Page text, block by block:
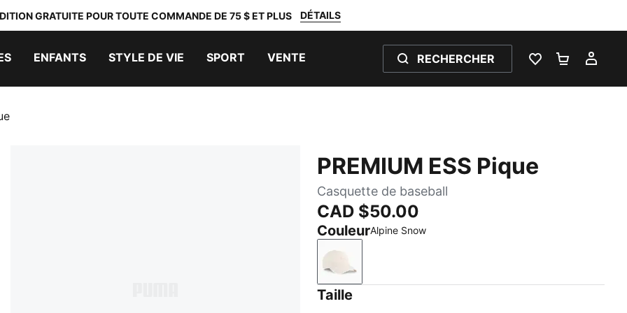
GRATUITE POUR TOUTE COMMANDE DE 75 $ ET PLUS DÉTAILS
ENFANTS STYLE DE VIE SPORT VENTE RECHERCHER
LISTE DEPANIER 0
PREMIUM ESS Pique
Casquette de baseball
CAD $50.00
CouleurAlpine Snow
Alpine Snow
Taille